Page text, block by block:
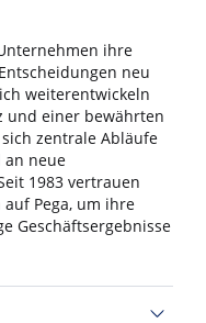
ihre
neu
weiterentwickeln
und einer bewährten
zentrale Abläufe
an neue
1983 vertrauen
Pega, um ihre
Geschäftsergebnisse